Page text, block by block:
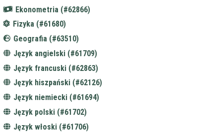
Ekonometria (#62866)
Fizyka (#61680)
Geografia (#63510)
Język angielski (#61709)
Język francuski (#62863)
Język hiszpański (#62126)
Język niemiecki (#61694)
Język polski (#61702)
Język włoski (#61706)